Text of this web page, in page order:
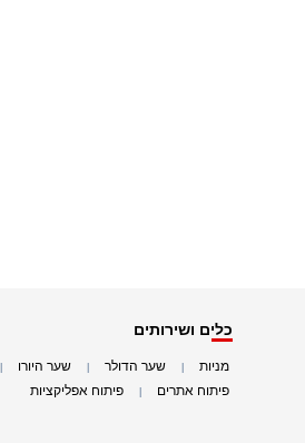
כלים ושירותים
מניות שער הדולר שער היורו
פיתוח אתרים פיתוח אפליקציות